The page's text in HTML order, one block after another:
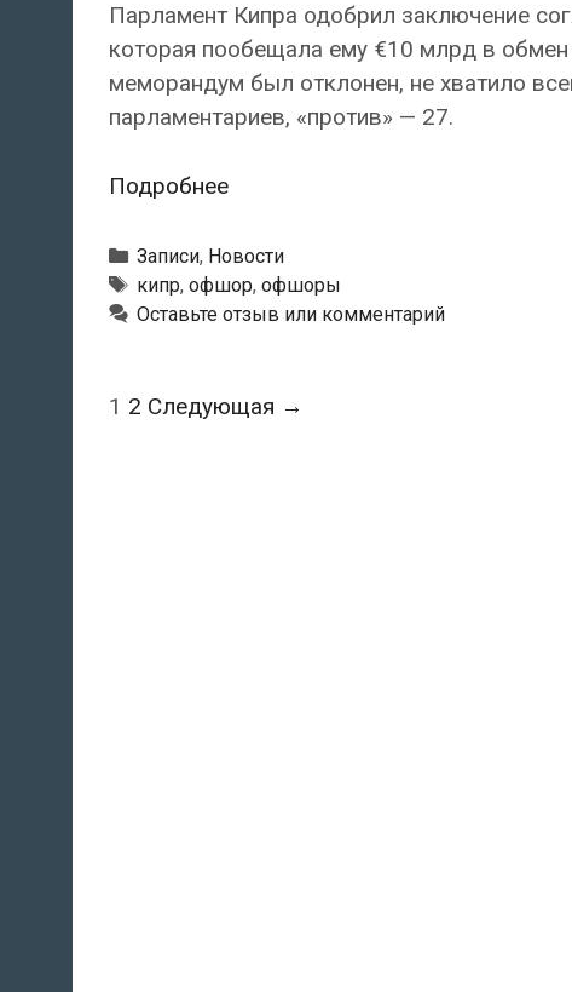
Парламент Кипра одобрил заключение
которая пообещала ему €10 млрд в
меморандум был отклонен, не хватило
парламентариев, «против» — 27.
ПодробнееПарламент
одобрил
соглашение
с
Рубрики
Записи, Новости
Метки
кипр, офшор, офшоры
Оставьте отзыв или комментарий
Навигация
1 2 Следующая →